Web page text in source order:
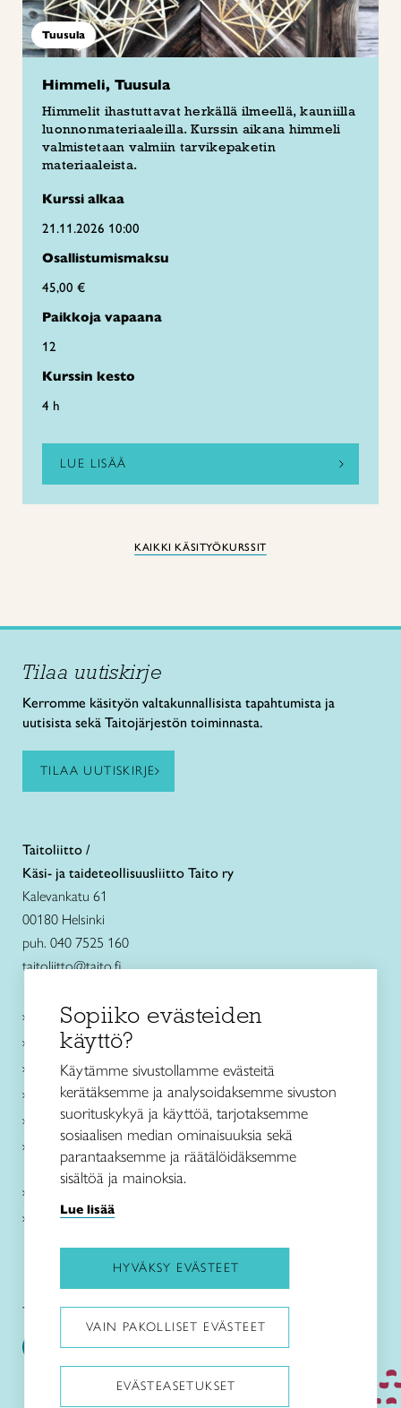
Tuusula
Himmeli, Tuusula
Himmelit ihastuttavat herkällä ilmeellä, kauniilla
luonnonmateriaaleilla. Kurssin aikana himmeli
valmistetaan valmiin tarvikepaketin
materiaaleista.
Kurssi alkaa
21.11.2026 10:00
Osallistumismaksu
45,00 €
Paikkoja vapaana
12
Kurssin kesto
4 h
LUE LISÄÄ
KAIKKI KÄSITYÖKURSSIT
Tilaa uutiskirje
Kerromme käsityön valtakunnallisista tapahtumista ja
uutisista sekä Taitojärjestön toiminnasta.
TILAA UUTISKIRJE
Taitoliitto /
Käsi- ja taideteollisuusliitto Taito ry
Kalevankatu 61
00180 Helsinki
puh. 040 7525 160
taitoliitto@taito.fi
Käsityökurssit ja koulutus
Ajankohtaista
Käsityöohjeet
Me olemme Taito
Paikallinen toiminta
Verkkokaupat
Kirjaudu Arviin
Kirjaudu Taitocampukseen
Taitoliitto: Taito-lehti:
Sopiiko evästeiden
käyttö?
Käytämme sivustollamme evästeitä
kerätäksemme ja analysoidaksemme sivuston
suorituskykyä ja käyttöä, tarjotaksemme
sosiaalisen median ominaisuuksia sekä
parantaaksemme ja räätälöidäksemme
sisältöä ja mainoksia.
Lue lisää
HYVÄKSY EVÄSTEET
VAIN PAKOLLISET EVÄSTEET
EVÄSTEASETUKSET